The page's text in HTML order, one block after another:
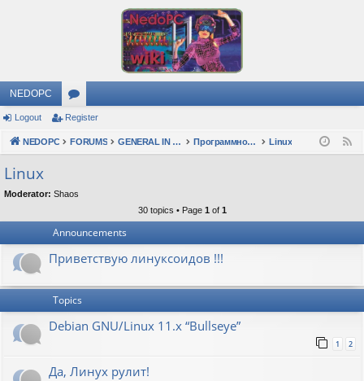
NEDOPC
or
u
s
Logout Register
NEDOPC FORUMS GENERAL IN RUSSIAN Программное обеспечение Linux
Linux
Moderator: Shaos
30 topics • Page 1 of 1
Announcements
Приветствую линуксоидов !!!
Topics
Debian GNU/Linux 11.x “Bullseye”
1 2
Да, Линух рулит!